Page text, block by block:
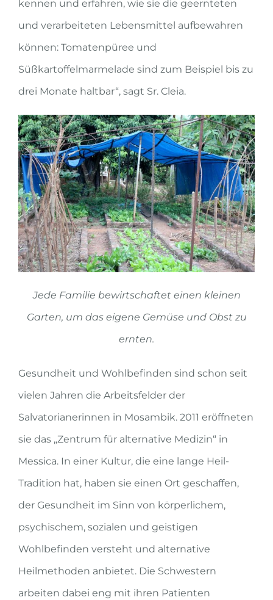
kennen und erfahren, wie sie die geernteten
und verarbeiteten Lebensmittel aufbewahren
können: Tomatenpüree und
Süßkartoffelmarmelade sind zum Beispiel bis zu
drei Monate haltbar“, sagt Sr. Cleia.
Jede Familie bewirtschaftet einen kleinen
Garten, um das eigene Gemüse und Obst zu
ernten.
Gesundheit und Wohlbefinden sind schon seit
vielen Jahren die Arbeitsfelder der
Salvatorianerinnen in Mosambik. 2011 eröffneten
sie das „Zentrum für alternative Medizin“ in
Messica. In einer Kultur, die eine lange Heil-
Tradition hat, haben sie einen Ort geschaffen,
der Gesundheit im Sinn von körperlichem,
psychischem, sozialen und geistigen
Wohlbefinden versteht und alternative
Heilmethoden anbietet. Die Schwestern
arbeiten dabei eng mit ihren Patienten